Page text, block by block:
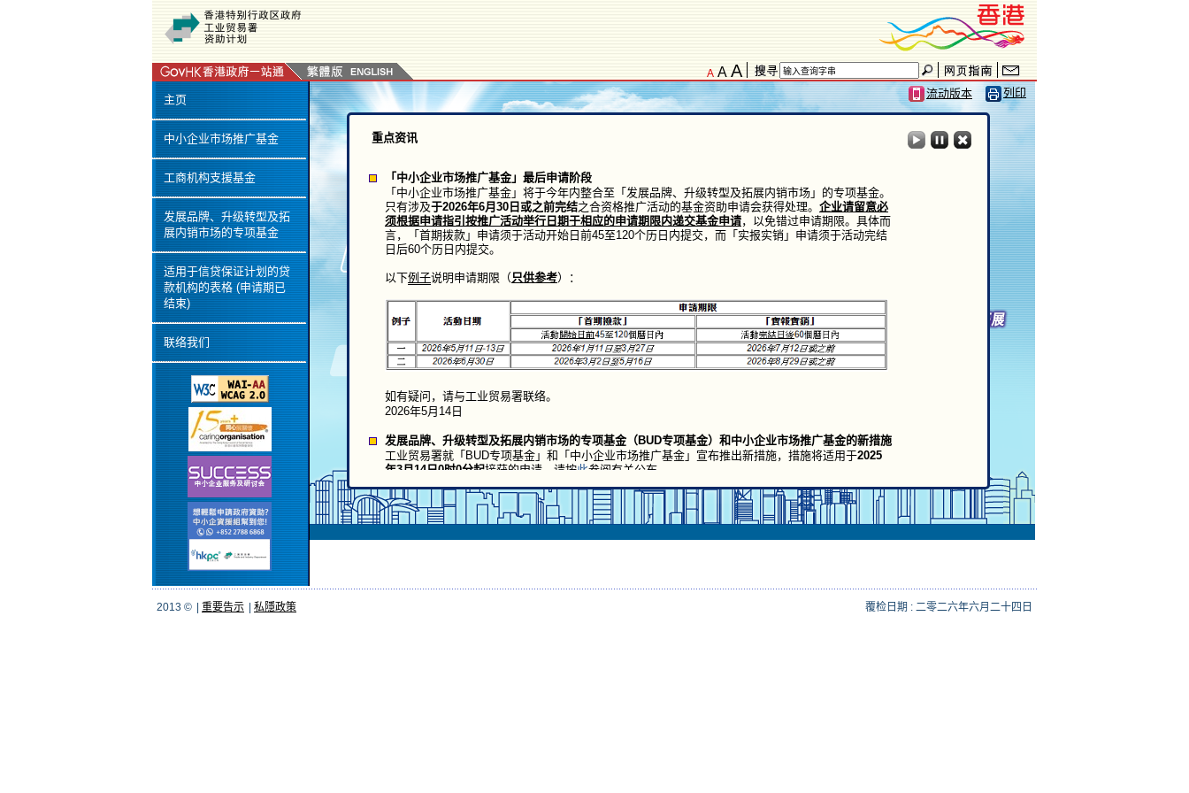
A A A
主页
中小企业市场推广基金
工商机构支援基金
发展品牌、升级转型及拓
展内销市场的专项基金
适用于信贷保证计划的贷
款机构的表格 (申请期已
结束)
联络我们
流动版本 列印
重点资讯
此外，中小企业市场推广基金将于2026年7月1日合并至「BUD专项基金」，我们已就此更新申请指
引就展览提供更详细的阐述，并提供以往「BUD专项基金」曾获批的展览名单以供参考。
详情请浏览
2026年6月15日
「中小企业市场推广基金」最后申请阶段
「中小企业市场推广基金」将于今年内整合至「发展品牌、升级转型及拓展内销市场」的专项基金。
只有涉及于2026年6月30日或之前完结之合资格推广活动的基金资助申请会获得处理。 企业请留意必
须根据申请指引按推广活动举行日期于相应的申请期限内递交基金申请，以免错过申请期限。具体而
言，「首期拨款」申请须于活动开始日前45至120个历日内提交，而「实报实销」申请须于活动完结
日后60个历日内提交。
以下例子说明申请期限（只供参考）：
如有疑问，请与工业贸易署联络。
2026年5月14日
发展品牌、升级转型及拓展内销市场的专项基金（BUD专项基金）和中小企业市场推广基金的新措施
工业贸易署就「BUD专项基金」和「中小企业市场推广基金」宣布推出新措施，措施将适用于2025
年3月14日0时0分起接获的申请。请按此 参阅有关公布。
工商机构支援基金 – 致申请机构的重要通知
为提升效益及加强监管，工商机构支援基金已就推广活动的项目及推行中的项目的执行实施新措施。
请在填写申请表格前参閲致申请机构的重要通知。
2013 © 重要告示 私隱政策 覆检日期 : 二零二六年六月二十四日